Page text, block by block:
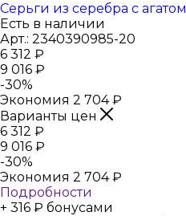
Серьги из серебра с агатом
Есть в наличии
Арт.: 2340390985-20
6 312 ₽
9 016 ₽
-30%
Экономия 2 704₽
Варианты цен
6 312 ₽
9 016 ₽
-30%
Экономия 2 704₽
Подробности
+ 316 ₽ бонусами